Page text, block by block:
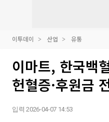
이투데이 산업 유통
이마트, 한국백
헌혈증·후원금
입력 2026-04-07 14:53